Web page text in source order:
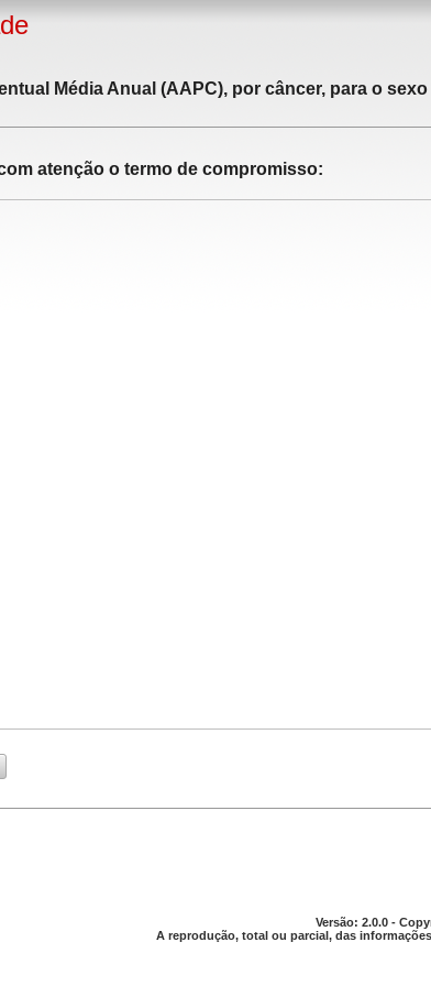
Média Anual (AAPC), por câncer, para o
atenção o termo de compromisso:
Versão: 2.0.0 -
A reprodução, total ou parcial, das